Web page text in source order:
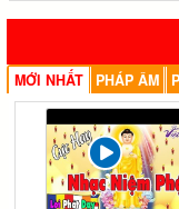
MỚI NHẤT PHÁP ÂM